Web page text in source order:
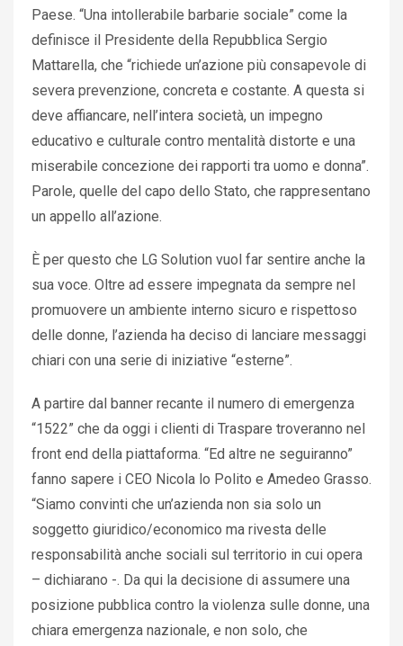
Paese. “Una intollerabile barbarie sociale” come la
definisce il Presidente della Repubblica Sergio
Mattarella, che “richiede un’azione più consapevole di
severa prevenzione, concreta e costante. A questa si
deve affiancare, nell’intera società, un impegno
educativo e culturale contro mentalità distorte e una
miserabile concezione dei rapporti tra uomo e donna”.
Parole, quelle del capo dello Stato, che rappresentano
un appello all’azione.
È per questo che LG Solution vuol far sentire anche la
sua voce. Oltre ad essere impegnata da sempre nel
promuovere un ambiente interno sicuro e rispettoso
delle donne, l’azienda ha deciso di lanciare messaggi
chiari con una serie di iniziative “esterne”.
A partire dal banner recante il numero di emergenza
“1522” che da oggi i clienti di Traspare troveranno nel
front end della piattaforma. “Ed altre ne seguiranno”
fanno sapere i CEO Nicola lo Polito e Amedeo Grasso.
“Siamo convinti che un’azienda non sia solo un
soggetto giuridico/economico ma rivesta delle
responsabilità anche sociali sul territorio in cui opera
– dichiarano -. Da qui la decisione di assumere una
posizione pubblica contro la violenza sulle donne, una
chiara emergenza nazionale, e non solo, che